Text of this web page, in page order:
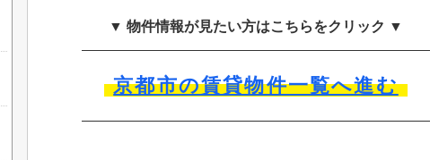
▼ 物件情報が見たい方はこちらをクリック ▼
京都市の賃貸物件一覧へ進む